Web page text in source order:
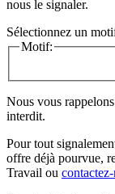
nous le signaler.
Sélectionnez un
Motif:
Nous vous
interdit.
Pour tout
offre déjà pourvue,
Travail ou